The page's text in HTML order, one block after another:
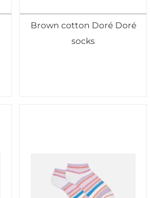
Brown cotton Doré Doré
socks